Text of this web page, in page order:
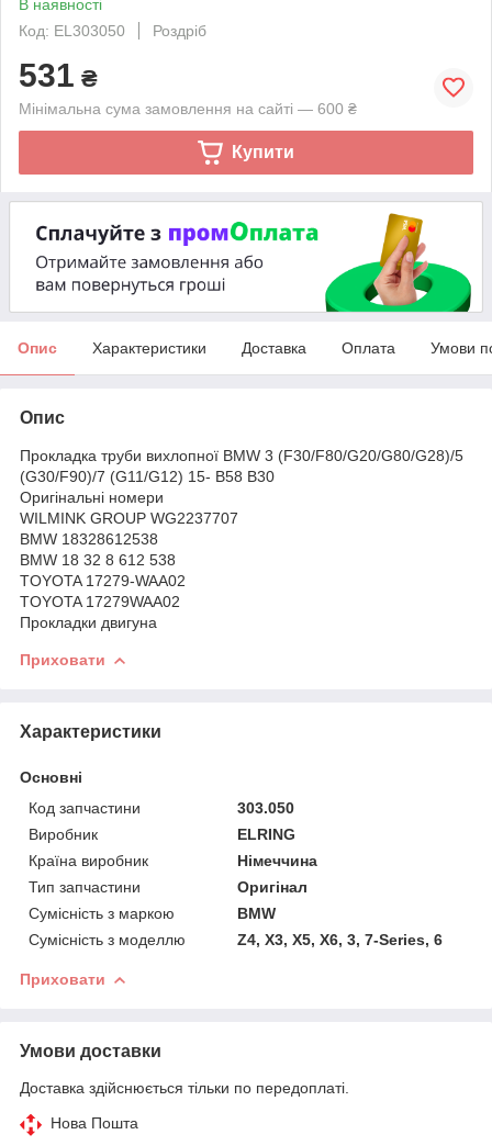
В наявності
Код: EL303050
Роздріб
531 ₴
Мінімальна сума замовлення на сайті — 600 ₴
Купити
Опис Характеристики Доставка Оплата Умови
Опис
Прокладка труби вихлопної BMW 3 (F30/F80/G20/G80/G28)/5
(G30/F90)/7 (G11/G12) 15- B58 B30
Оригінальні номери
WILMINK GROUP WG2237707
BMW 18328612538
BMW 18 32 8 612 538
TOYOTA 17279-WAA02
TOYOTA 17279WAA02
Прокладки двигуна
Приховати
Характеристики
Основні
Код запчастини
303.050
Виробник
ELRING
Країна виробник
Німеччина
Тип запчастини
Оригінал
Сумісність з маркою
BMW
Сумісність з моделлю
Z4, X3, X5, X6, 3, 7-Series, 6
Приховати
Умови доставки
Доставка здійснюється тільки по передоплаті.
Нова Пошта